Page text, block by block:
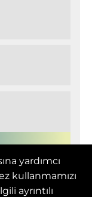
yardımcı
kullanmamızı
ayrıntılı